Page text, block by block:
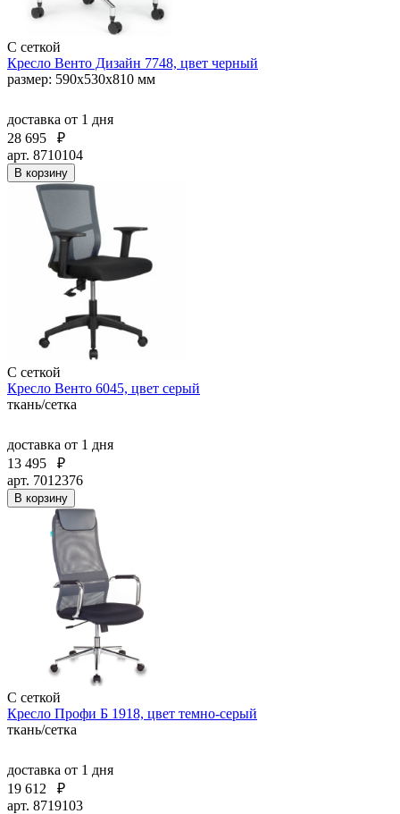
С сеткой
Кресло Венто Дизайн 7748, цвет черный
размер: 590х530х810 мм
доставка от 1 дня
28 695
₽
арт. 8710104
В корзину
С сеткой
Кресло Венто 6045, цвет серый
ткань/сетка
доставка от 1 дня
13 495
₽
арт. 7012376
В корзину
С сеткой
Кресло Профи Б 1918, цвет темно-серый
ткань/сетка
доставка от 1 дня
19 612
₽
арт. 8719103